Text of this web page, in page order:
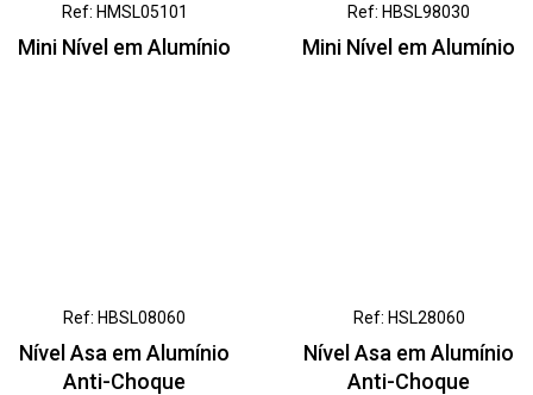
Ref: HMSL05101
Mini Nível em Alumínio
Ref: HBSL98030
Mini Nível em Alumínio
Ref: HBSL08060
Nível Asa em Alumínio
Anti-Choque
Ref: HSL28060
Nível Asa em Alumínio
Anti-Choque